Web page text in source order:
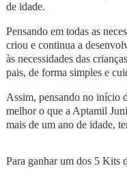
de idade.
Pensando em todas as
criou e continua a
às necessidades das
pais, de forma simples e
Assim, pensando no início
melhor o que a Aptamil
mais de um ano de idade,
Para ganhar um dos 5 Kits